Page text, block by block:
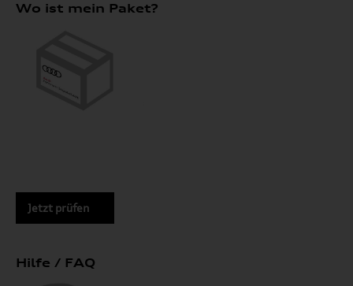
Wo ist mein Paket?
Jetzt prüfen
Hilfe / FAQ